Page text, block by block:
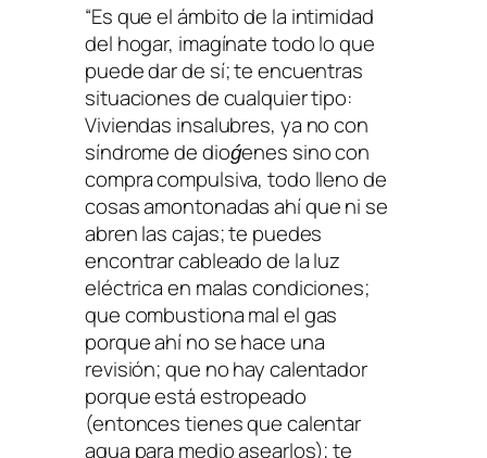
“Es que el ámbito de la intimidad
del hogar, imagínate todo lo que
puede dar de sí; te encuentras
situaciones de cualquier tipo:
Viviendas insalubres, ya no con
síndrome de dioǵenes sino con
compra compulsiva, todo lleno de
cosas amontonadas ahí que ni se
abren las cajas; te puedes
encontrar cableado de la luz
eléctrica en malas condiciones;
que combustiona mal el gas
porque ahí no se hace una
revisión;que no hay calentador
porque está estropeado
(entonces tienes que calentar
agua para medio asearlos);te